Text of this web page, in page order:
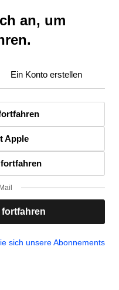
an, um
Ein Konto erstellen
Apple
fortfahren
sich unsere Abonnements